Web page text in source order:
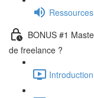
Ressources
BONUS #1
de freelance ?